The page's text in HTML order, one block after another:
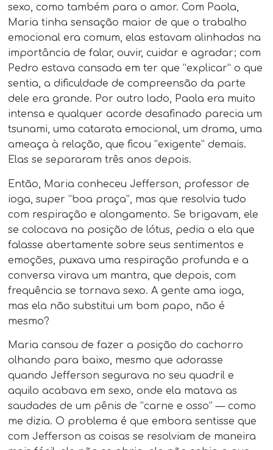
sexo, como também para o amor. Com Paola,
Maria tinha sensação maior de que o trabalho
emocional era comum, elas estavam alinhadas na
importância de falar, ouvir, cuidar e agradar; com
Pedro estava cansada em ter que “explicar” o que
sentia, a dificuldade de compreensão da parte
dele era grande. Por outro lado, Paola era muito
intensa e qualquer acorde desafinado parecia um
tsunami, uma catarata emocional, um drama, uma
ameaça à relação, que ficou “exigente” demais.
Elas se separaram três anos depois.
Então, Maria conheceu Jefferson, professor de
ioga, super “boa praça”, mas que resolvia tudo
com respiração e alongamento. Se brigavam, ele
se colocava na posição de lótus, pedia a ela que
falasse abertamente sobre seus sentimentos e
emoções, puxava uma respiração profunda e a
conversa virava um mantra, que depois, com
frequência se tornava sexo. A gente ama ioga,
mas ela não substitui um bom papo, não é
mesmo?
Maria cansou de fazer a posição do cachorro
olhando para baixo, mesmo que adorasse
quando Jefferson segurava no seu quadril e
aquilo acabava em sexo, onde ela matava as
saudades de um pênis de “carne e osso” — como
me dizia. O problema é que embora sentisse que
com Jefferson as coisas se resolviam de maneira